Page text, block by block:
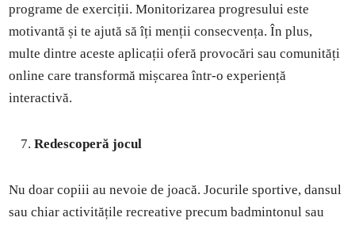
programe de exerciții. Monitorizarea progresului este
motivantă și te ajută să îți menții consecvența. În plus,
multe dintre aceste aplicații oferă provocări sau comunități
online care transformă mișcarea într-o experiență
interactivă.
Redescoperă jocul
Nu doar copiii au nevoie de joacă. Jocurile sportive, dansul
sau chiar activitățile recreative precum badmintonul sau